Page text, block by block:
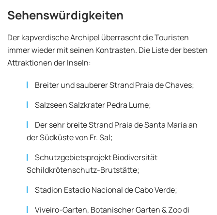
Sehenswürdigkeiten
Der kapverdische Archipel überrascht die Touristen
immer wieder mit seinen Kontrasten. Die Liste der besten
Attraktionen der Inseln:
Breiter und sauberer Strand Praia de Chaves;
Salzseen Salzkrater Pedra Lume;
Der sehr breite Strand Praia de Santa Maria an
der Südküste von Fr. Sal;
Schutzgebietsprojekt Biodiversität
Schildkrötenschutz-Brutstätte;
Stadion Estadio Nacional de Cabo Verde;
Viveiro-Garten, Botanischer Garten & Zoo di